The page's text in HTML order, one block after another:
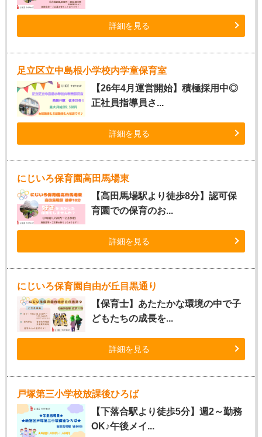
詳細を見る
足立区立中島根小学校内学童保育室
【26年4月運営開始】積極採用中◎
正社員指導員さ...
詳細を見る
にじいろ保育園高田馬場東
【高田馬場駅より徒歩8分】認可保
育園での保育のお...
詳細を見る
にじいろ保育園自由が丘目黒通り
【保育士】あたたかな環境の中で子
どもたちの成長を...
詳細を見る
戸塚第三小学校放課後ひろば
【下落合駅より徒歩5分】週2～勤務
OK♪午後メイ...